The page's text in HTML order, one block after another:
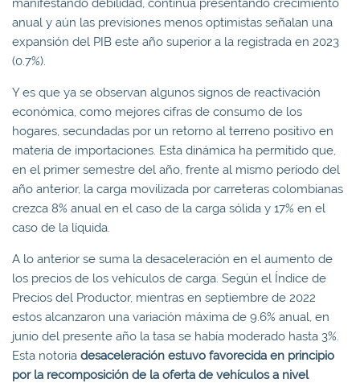
manifestando debilidad, continúa presentando crecimiento
anual y aún las previsiones menos optimistas señalan una
expansión del PIB este año superior a la registrada en 2023
(0.7%).
Y es que ya se observan algunos signos de reactivación
económica, como mejores cifras de consumo de los
hogares, secundadas por un retorno al terreno positivo en
materia de importaciones. Esta dinámica ha permitido que,
en el primer semestre del año, frente al mismo período del
año anterior, la carga movilizada por carreteras colombianas
crezca 8% anual en el caso de la carga sólida y 17% en el
caso de la líquida.
A lo anterior se suma la desaceleración en el aumento de
los precios de los vehículos de carga. Según el Índice de
Precios del Productor, mientras en septiembre de 2022
estos alcanzaron una variación máxima de 9.6% anual, en
junio del presente año la tasa se había moderado hasta 3%.
Esta notoria desaceleración estuvo favorecida en principio
por la recomposición de la oferta de vehículos a nivel